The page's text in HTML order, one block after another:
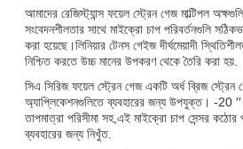
আমাদের রেজিস্ট্যান্স ফয়েল স্ট্রেন গেজ মাল্টিপল
সংবেদনশীলতার সাথে মাইক্রো চাপ পরিবর্তনগুলি
করা হয়েছে।লিনিয়ার টেনস গেইজ দীর্ঘমেয়াদী
নিশ্চিত করতে উচ্চ মানের উপকরণ থেকে তৈরি করা হয়.
সিএ সিরিজ ফয়েল স্ট্রেন গেজ একটি অর্ধ ব্রিজ স্ট্রেন
অ্যাপ্লিকেশনগুলিতে ব্যবহারের জন্য উপযুক্ত। -20
তাপমাত্রা পরিসীমা সহ,এই মাইক্রো চাপ সেন্সর
ব্যবহারের জন্য নিখুঁত.